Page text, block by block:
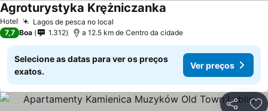
Hotel Lagos de pesca no local
Agroturystyka Krężniczanka
7,7 Boa 1.312 a 12.5 km de Centro da cidade
Selecione as datas para ver os preços
exatos.
Ver preços